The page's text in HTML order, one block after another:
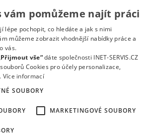
a vodní hospodářství
e-mail
vám pomůžeme najít práci
lépe pochopit, co hledáte a jak s nimi
můžeme zobrazit vhodnější nabídky práce a
vás.
vše“dáte společnosti INET-SERVIS.CZ
Cookies pro účely personalizace,
Více informací
SOUBORY
MARKETINGOVÉ SOUBORY